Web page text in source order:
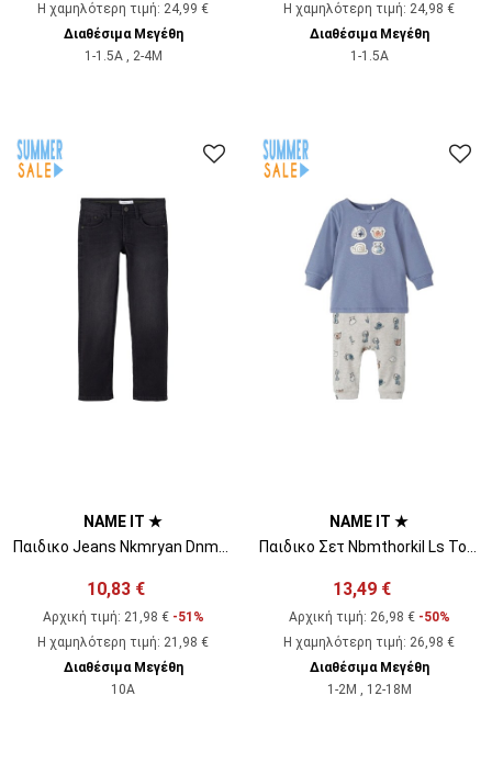
Η χαμηλότερη τιμή: 24,99 €
Διαθέσιμα Μεγέθη
1-1.5A , 2-4M
Η χαμηλότερη τιμή: 24,98 €
Διαθέσιμα Μεγέθη
1-1.5A
NAME IT ★
Παιδικο Jeans Nkmryan Dnmthri Pant Camp 13206162 BS000031 Black Denim
10,83 €
Αρχική τιμή: 21,98 € -51%
Η χαμηλότερη τιμή: 21,98 €
Διαθέσιμα Μεγέθη
10A
NAME IT ★
Παιδικο Σετ Nbmthorkil Ls Top Set 13203738 17-3912 tcx wild wind
13,49 €
Αρχική τιμή: 26,98 € -50%
Η χαμηλότερη τιμή: 26,98 €
Διαθέσιμα Μεγέθη
1-2M , 12-18M